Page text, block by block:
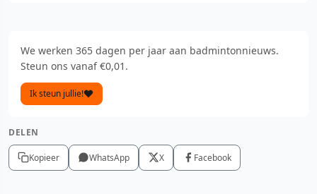
We werken 365 dagen per jaar aan badmintonnieuws.
Steun ons vanaf €0,01.
Ik steun jullie!
DELEN
Kopieer WhatsApp X Facebook